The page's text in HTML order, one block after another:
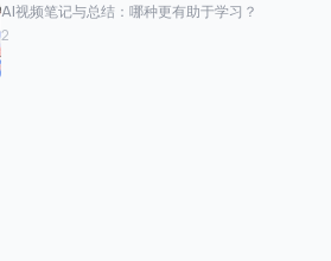
AI视频笔记与总结：哪种更有助于学习？
2